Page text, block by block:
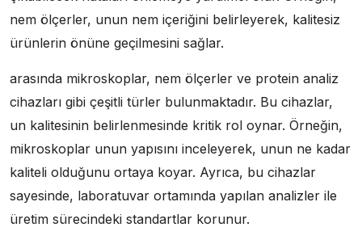
nem ölçerler, unun nem içeriğini belirleyerek, kalitesiz
ürünlerin önüne geçilmesini sağlar.
arasında mikroskoplar, nem ölçerler ve protein analiz
cihazları gibi çeşitli türler bulunmaktadır. Bu cihazlar,
un kalitesinin belirlenmesinde kritik rol oynar. Örneğin,
mikroskoplar unun yapısını inceleyerek, unun ne kadar
kaliteli olduğunu ortaya koyar. Ayrıca, bu cihazlar
sayesinde, laboratuvar ortamında yapılan analizler ile
üretim sürecindeki standartlar korunur.